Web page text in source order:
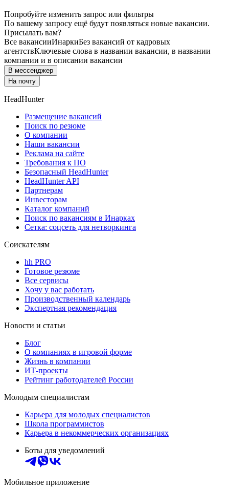
Попробуйте изменить запрос или фильтры
По вашему запросу ещё будут появляться новые вакансии.
Присылать вам?
Все вакансииИнаркиБез вакансий от кадровых
агентствКлючевые слова в названии вакансии, в названии
компании и в описании вакансии
В мессенджер
На почту
HeadHunter
Размещение вакансий
Поиск по резюме
О компании
Наши вакансии
Реклама на сайте
Требования к ПО
Безопасный HeadHunter
HeadHunter API
Партнерам
Инвесторам
Каталог компаний
Поиск по вакансиям в Инарках
Сетка: соцсеть для нетворкинга
Соискателям
hh PRO
Готовое резюме
Все сервисы
Хочу у вас работать
Производственный календарь
Экспертная рекомендация
Новости и статьи
Блог
О компаниях в игровой форме
Жизнь в компании
ИТ-проекты
Рейтинг работодателей России
Молодым специалистам
Карьера для молодых специалистов
Школа программистов
Карьера в некоммерческих организациях
Боты для уведомлений
Мобильное приложение